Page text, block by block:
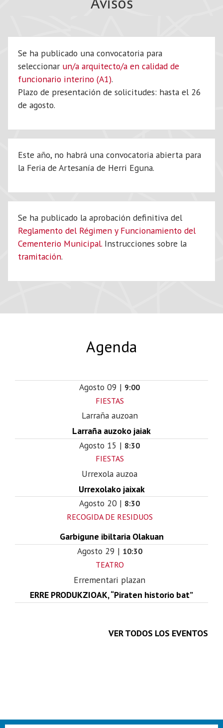
Se ha publicado una convocatoria para
seleccionar un/a arquitecto/a en calidad de
funcionario interino (A1).
Plazo de presentación de solicitudes: hasta el 26
de agosto.
Este año, no habrá una convocatoria abierta para
la Feria de Artesanía de Herri Eguna.
Se ha publicado la aprobación definitiva del
Reglamento del Régimen y Funcionamiento del
Cementerio Municipal. Instrucciones sobre la
tramitación.
Agenda
Agosto 09 | 9:00
FIESTAS
Larraña auzoan
Larraña auzoko jaiak
Agosto 15 | 8:30
FIESTAS
Urrexola auzoa
Urrexolako jaixak
Agosto 20 | 8:30
RECOGIDA DE RESIDUOS
Garbigune ibiltaria Olakuan
Agosto 29 | 10:30
TEATRO
Errementari plazan
ERRE PRODUKZIOAK, “Piraten historio bat”
VER TODOS LOS EVENTOS